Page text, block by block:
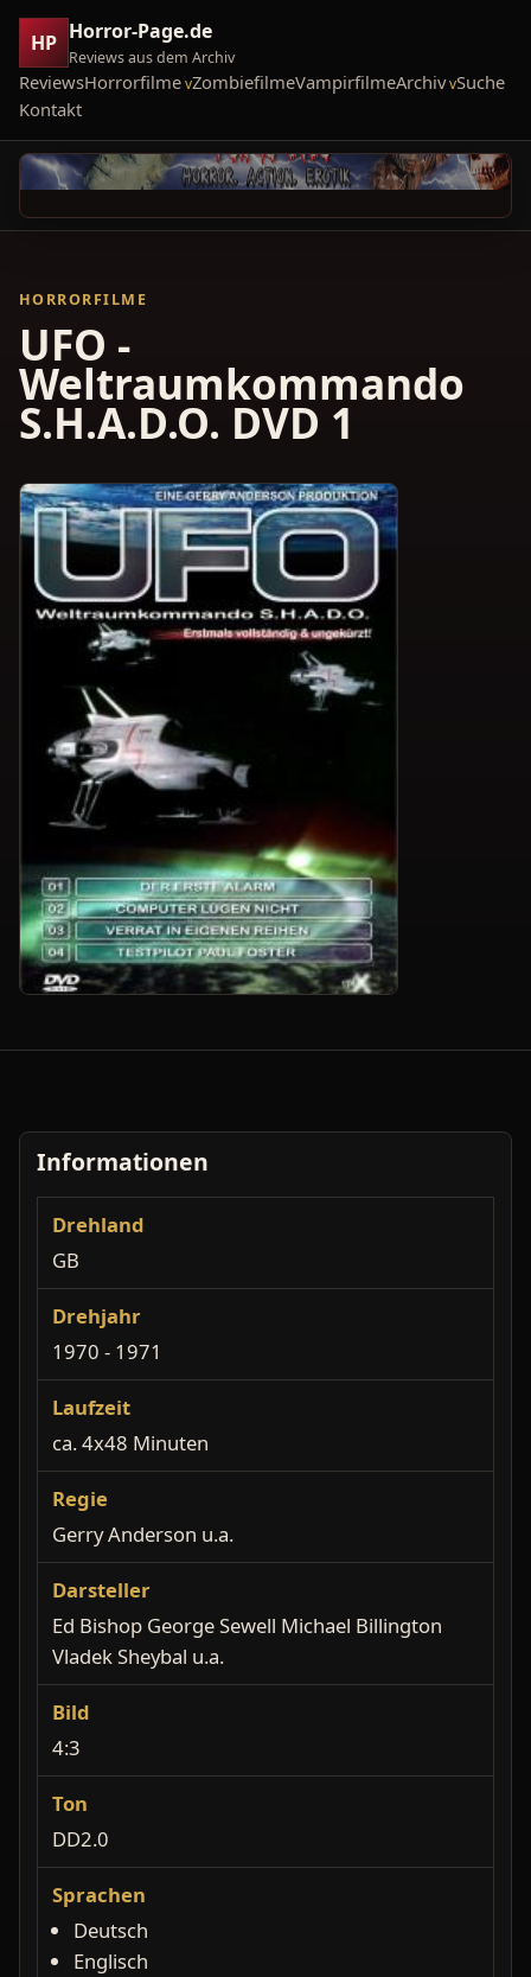
HP Horror-Page.de
Reviews aus dem Archiv
ReviewsHorrorfilme ZombiefilmeVampirfilmeArchiv Suche
Kontakt
HORRORFILME
UFO -
Weltraumkommando
S.H.A.D.O. DVD 1
Informationen
Drehland
GB
Drehjahr
1970 - 1971
Laufzeit
ca. 4x48 Minuten
Regie
Gerry Anderson u.a.
Darsteller
Ed Bishop George Sewell Michael Billington
Vladek Sheybal u.a.
Bild
4:3
Ton
DD2.0
Sprachen
Deutsch
Englisch